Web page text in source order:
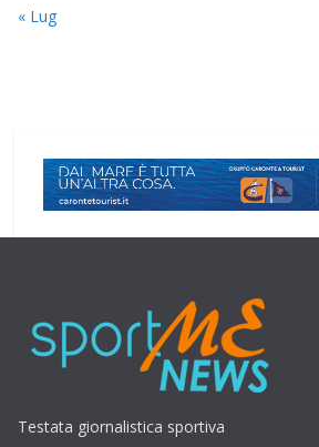
« Lug
Testata giornalistica sportiva